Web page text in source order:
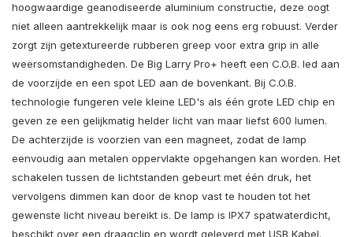
hoogwaardige geanodiseerde aluminium constructie, deze oogt
niet alleen aantrekkelijk maar is ook nog eens erg robuust. Verder
zorgt zijn getextureerde rubberen greep voor extra grip in alle
weersomstandigheden. De Big Larry Pro+ heeft een C.O.B. led aan
de voorzijde en een spot LED aan de bovenkant. Bij C.O.B.
technologie fungeren vele kleine LED's als één grote LED chip en
geven ze een gelijkmatig helder licht van maar liefst 600 lumen.
De achterzijde is voorzien van een magneet, zodat de lamp
eenvoudig aan metalen oppervlakte opgehangen kan worden. Het
schakelen tussen de lichtstanden gebeurt met één druk, het
vervolgens dimmen kan door de knop vast te houden tot het
gewenste licht niveau bereikt is. De lamp is IPX7 spatwaterdicht,
beschikt over een draagclip en wordt geleverd met USB Kabel.